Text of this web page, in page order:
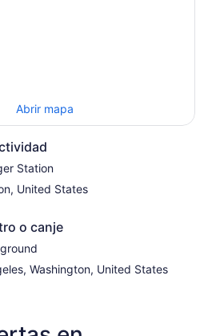
Abrir mapa
Station
United States
o canje
Washington, United States